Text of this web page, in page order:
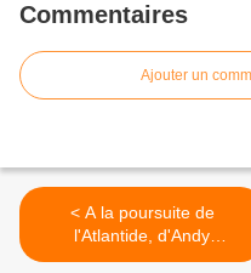
Commentaires
Ajouter un
< A la poursuite de
l'Atlantide, d'Andy
McDermott